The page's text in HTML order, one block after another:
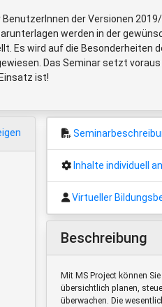
der Versionen
werden in der
Es wird auf die Besonderheiten
Das Seminar setzt
ist!
Inhalte individuell
Virtueller
Beschreibung
Mit MS Project können
übersichtlich planen,
überwachen. Die